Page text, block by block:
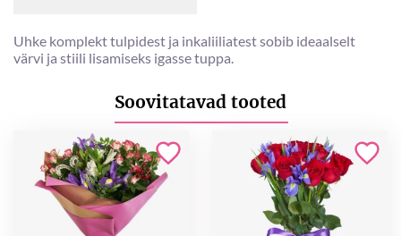
Uhke komplekt tulpidest ja inkaliiliatest sobib ideaalselt
värvi ja stiili lisamiseks igasse tuppa.
Soovitatavad tooted